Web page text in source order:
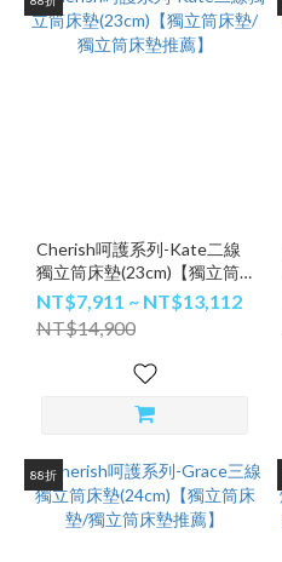
Cherish呵護系列-Kate二線
獨立筒床墊(23cm)【獨立筒
床墊/獨立筒床墊推薦】
NT$7,911 ~ NT$13,112
NT$14,900
88折